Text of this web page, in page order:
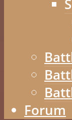
Forum